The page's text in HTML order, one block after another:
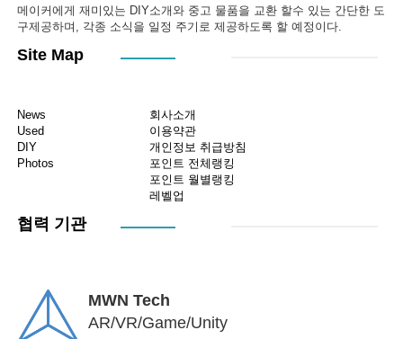
메이커에게 재미있는 DIY소개와 중고 물품을 교환 할수 있는 간단한 도
구제공하며, 각종 소식을 일정 주기로 제공하도록 할 예정이다.
Site Map
News
Used
DIY
Photos
회사소개
이용약관
개인정보 취급방침
포인트 전체랭킹
포인트 월별랭킹
레벨업
협력 기관
MWN Tech
AR/VR/Game/Unity